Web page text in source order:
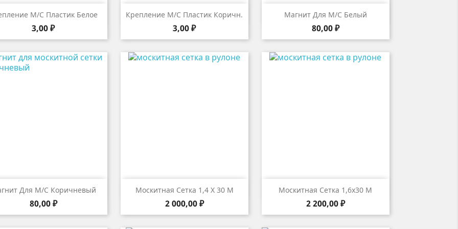
М/с Пластик Белое
Цена
3,00 ₽
 Быстрый просмотр Крепление М/с Пластик Коричн.
Цена
3,00 ₽
 Быстрый просмотр Магнит Для М/с Белый
Цена
80,00 ₽
 Быстрый просмотр
Для М/с Коричневый
Цена
80,00 ₽
 Быстрый просмотр Москитная Сетка 1,4 Х 30 М
Цена
2 000,00 ₽
 Быстрый просмотр Москитная Сетка 1,6х30 М
Цена
2 200,00 ₽
 Быстрый просмотр